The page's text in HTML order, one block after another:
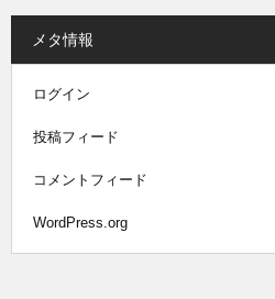
メタ情報
ログイン
投稿フィード
コメントフィード
WordPress.org